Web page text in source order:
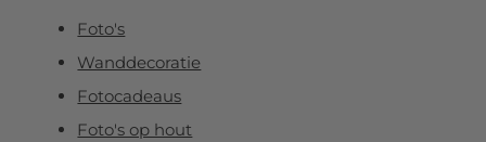
Foto's
Wanddecoratie
Fotocadeaus
Foto's op hout